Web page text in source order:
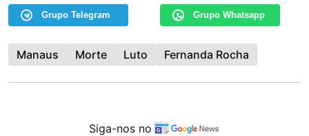
Grupo Telegram Grupo Whatsapp
Manaus Morte Luto Fernanda Rocha
Siga-nos no